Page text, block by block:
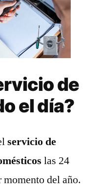
de
el día?
servicio de
las 24
del año.